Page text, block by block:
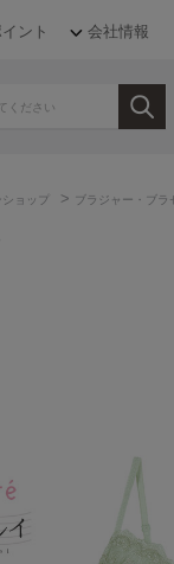
ント 会社情報
ョップ > ブラジャー・ブラ